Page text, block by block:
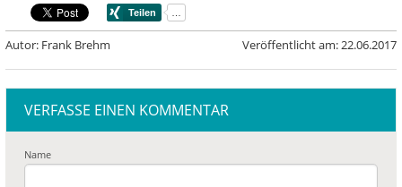
Autor: Frank Brehm Veröffentlicht am: 22.06.2017
VERFASSE EINEN KOMMENTAR
Name